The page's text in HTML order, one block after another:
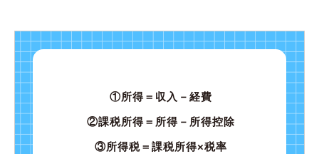
①所得＝収入－経費
②課税所得＝所得－所得控除
③所得税＝課税所得×税率